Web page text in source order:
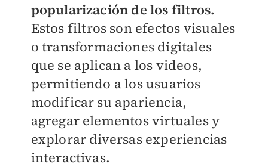
popularización de los filtros.
Estos filtros son efectos visuales
o transformaciones digitales
que se aplican a los videos,
permitiendo a los usuarios
modificar su apariencia,
agregar elementos virtuales y
explorar diversas experiencias
interactivas.